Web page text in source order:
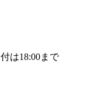
は18:00まで